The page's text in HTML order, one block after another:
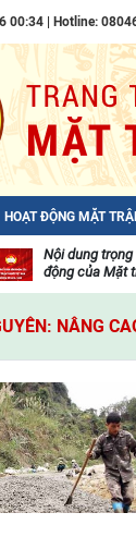
00:34 | Hotline:
HOẠT ĐỘNG MẶT
Nội dung
động của Mặt
NÂNG